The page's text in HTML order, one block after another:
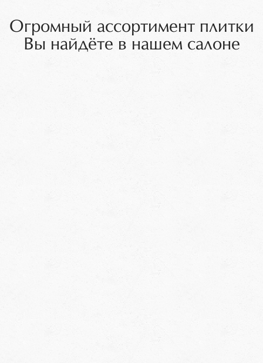
Огромный ассортимент плитки
Вы найдёте в нашем салоне